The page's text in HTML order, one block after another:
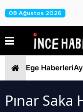
08 Ağustos 2026
Ege Haberleri
Pınar Saka